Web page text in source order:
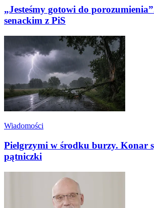
„Jesteśmy gotowi do
senackim z PiS
Wiadomości
Pielgrzymi w środku burzy. Konar
pątniczki